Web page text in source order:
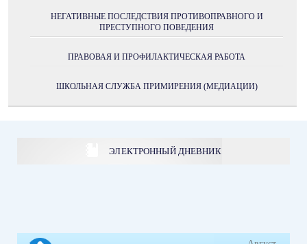
НЕГАТИВНЫЕ ПОСЛЕДСТВИЯ ПРОТИВОПРАВНОГО И
ПРЕСТУПНОГО ПОВЕДЕНИЯ
ПРАВОВАЯ И ПРОФИЛАКТИЧЕСКАЯ РАБОТА
ШКОЛЬНАЯ СЛУЖБА ПРИМИРЕНИЯ (МЕДИАЦИИ)
ЭЛЕКТРОННЫЙ ДНЕВНИК